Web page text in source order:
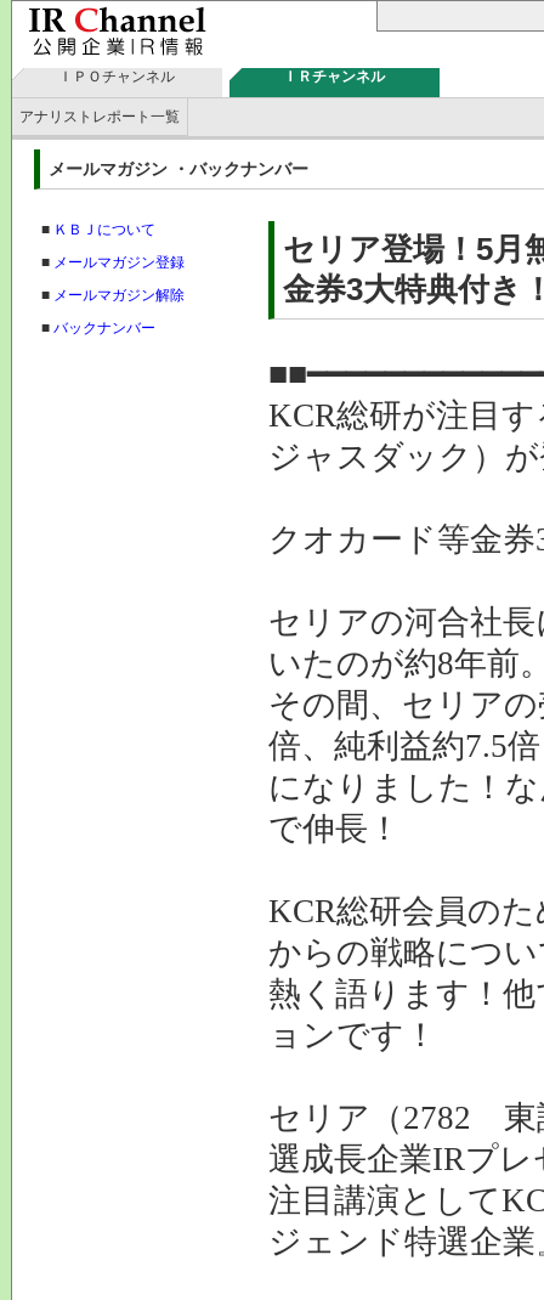
ＩＰＯチャンネル ＩＲチャンネル
アナリストレポート一覧
メールマガジン ・バックナンバー
■ ＫＢＪについて
■ メールマガジン登録
■ メールマガジン解除
■ バックナンバー
セリア登場！5月
金券3大特典付き
KCR総研が注目
ジャスダック）
クオカード等金
セリアの河合社
いたのが約8年前
その間、セリア
倍、純利益約7.5倍
になりました！
で伸長！
KCR総研会員の
からの戦略につ
熱く語ります！
ョンです！
セリア（2782 東
選成長企業IRプレ
注目講演として
ジェンド特選企